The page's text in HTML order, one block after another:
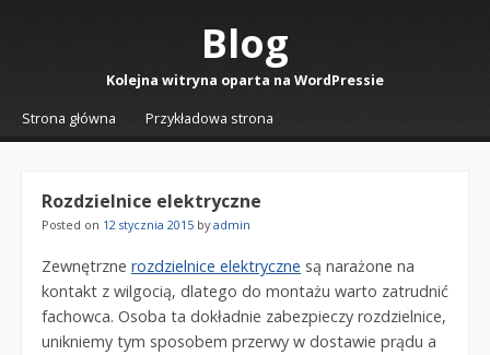
Blog
Kolejna witryna oparta na WordPressie
☰Menu
Skip to content
Strona główna Przykładowa strona
Rozdzielnice elektryczne
Posted on 12 stycznia 2015 byadmin
Zewnętrzne rozdzielnice elektryczne są narażone na
kontakt z wilgocią, dlatego do montażu warto zatrudnić
fachowca. Osoba ta dokładnie zabezpieczy rozdzielnice,
unikniemy tym sposobem przerwy w dostawie prądu a